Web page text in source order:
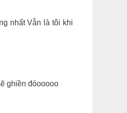
nhất Vẫn là tôi khi
ghiền đóooooo